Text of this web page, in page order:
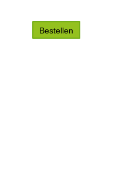
Bestellen